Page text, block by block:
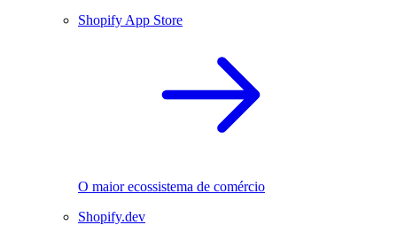
Shopify App Store
O maior ecossistema de comércio
Shopify.dev